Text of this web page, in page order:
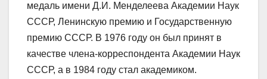
медаль имени Д.И. Менделеева Академии Наук
СССР, Ленинскую премию и Государственную
премию СССР. В 1976 году он был принят в
качестве члена-корреспондента Академии Наук
СССР, а в 1984 году стал академиком.